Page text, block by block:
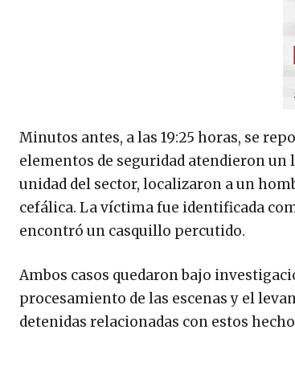
Minutos antes, a las 19:25 horas, se
elementos de seguridad atendieron
unidad del sector, localizaron a un
cefálica. La víctima fue identificada
encontró un casquillo percutido.
Ambos casos quedaron bajo
procesamiento de las escenas y el
detenidas relacionadas con estos